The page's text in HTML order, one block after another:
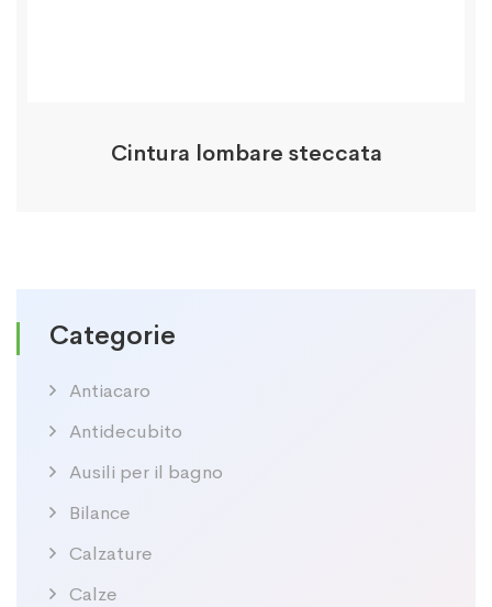
Categorie
Antiacaro
Antidecubito
Ausili per il bagno
Bilance
Calzature
Calze
Cintura lombare steccata